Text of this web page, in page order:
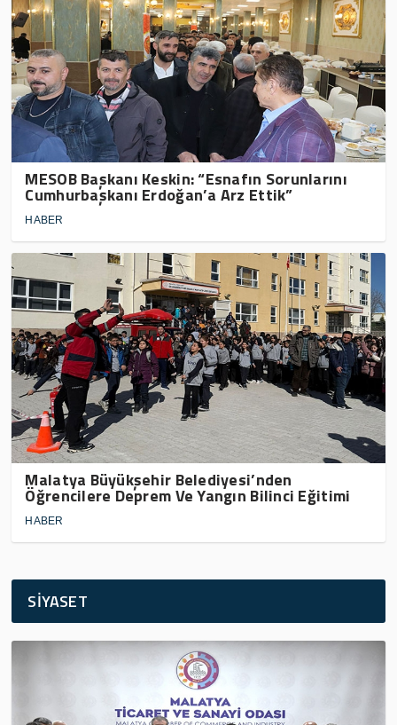
MESOB Başkanı Keskin: “Esnafın Sorunlarını
Cumhurbaşkanı Erdoğan’a Arz Ettik”
HABER
Malatya Büyükşehir Belediyesi’nden
Öğrencilere Deprem Ve Yangın Bilinci Eğitimi
HABER
SİYASET